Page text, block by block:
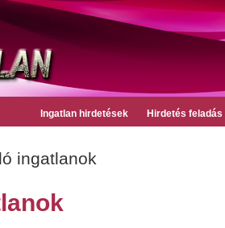
Ingatlan hirdetések Hirdetés feladás
ingatlanok